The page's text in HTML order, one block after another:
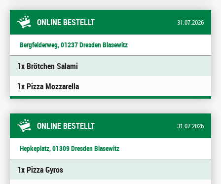
ONLINE BESTELLT 31.07.2026
Bergfelderweg, 01237 Dresden Blasewitz
1x Brötchen Salami
1x Pizza Mozzarella
ONLINE BESTELLT 31.07.2026
Hepkeplatz, 01309 Dresden Blasewitz
1x Pizza Gyros